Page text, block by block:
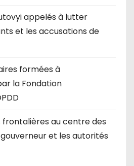
appelés à lutter
et les accusations de
formées à
la Fondation
frontalières au centre des
et les autorités